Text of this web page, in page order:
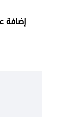
إضافة